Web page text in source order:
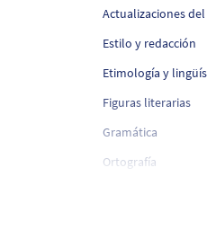
Actualizaciones
Estilo y redacción
Etimología y
Figuras literarias
Gramática
Ortografía